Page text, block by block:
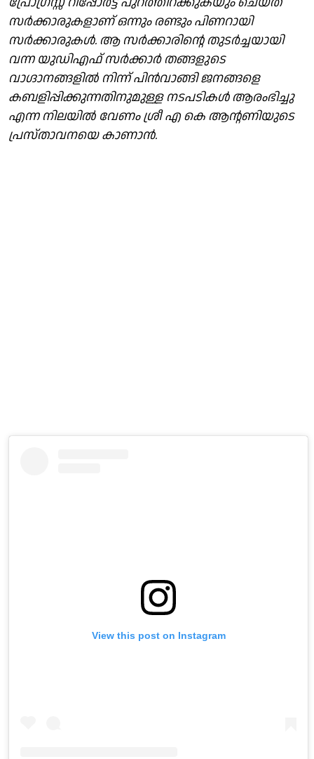
സർക്കാരുകളാണ് ഒന്നും രണ്ടും പിണറായി
സർക്കാരുകൾ. ആ സർക്കാരിന്റെ തുടർച്ചയായി
വന്ന യുഡിഎഫ് സർക്കാർ തങ്ങളുടെ
വാഗ്ദാനങ്ങളിൽ നിന്ന് പിൻവാങ്ങി ജനങ്ങളെ
കബളിപ്പിക്കുന്നതിനുമുള്ള നടപടികൾ ആരംഭിച്ചു
എന്ന നിലയിൽ വേണം ശ്രീ എ കെ ആന്റണിയുടെ
പ്രസ്താവനയെ കാണാൻ.
View this post on Instagram